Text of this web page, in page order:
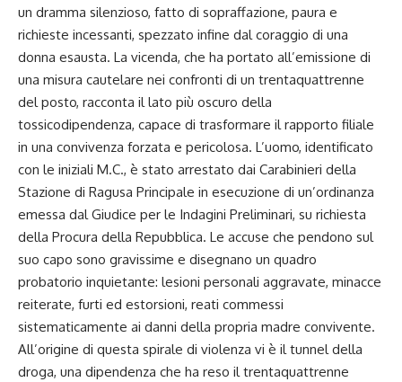
un dramma silenzioso, fatto di sopraffazione, paura e
richieste incessanti, spezzato infine dal coraggio di una
donna esausta. La vicenda, che ha portato all’emissione di
una misura cautelare nei confronti di un trentaquattrenne
del posto, racconta il lato più oscuro della
tossicodipendenza, capace di trasformare il rapporto filiale
in una convivenza forzata e pericolosa. L’uomo, identificato
con le iniziali M.C., è stato arrestato dai Carabinieri della
Stazione di Ragusa Principale in esecuzione di un’ordinanza
emessa dal Giudice per le Indagini Preliminari, su richiesta
della Procura della Repubblica. Le accuse che pendono sul
suo capo sono gravissime e disegnano un quadro
probatorio inquietante: lesioni personali aggravate, minacce
reiterate, furti ed estorsioni, reati commessi
sistematicamente ai danni della propria madre convivente.
All’origine di questa spirale di violenza vi è il tunnel della
droga, una dipendenza che ha reso il trentaquattrenne